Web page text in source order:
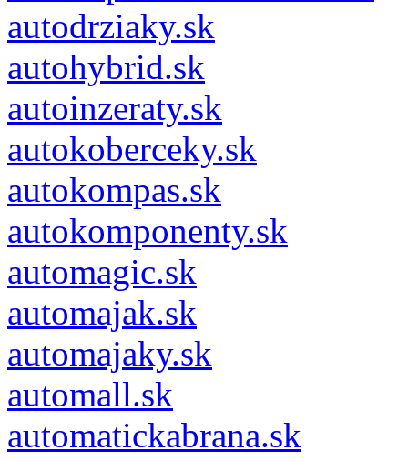
autodrziaky.sk
autohybrid.sk
autoinzeraty.sk
autokoberceky.sk
autokompas.sk
autokomponenty.sk
automagic.sk
automajak.sk
automajaky.sk
automall.sk
automatickabrana.sk